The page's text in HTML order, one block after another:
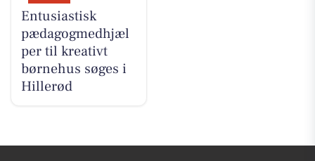
Entusiastisk
pædagogmedhjæl
per til kreativt
børnehus søges i
Hillerød